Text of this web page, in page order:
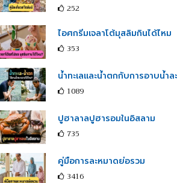
252
ไอศกรีมเจลาโต้มุสลิมกินได้ไหม
353
น้ำทะเลและน้ำตกกับการอาบน้ำล
1089
ปูฮาลาลปูฮารอมในอิสลาม
735
คู่มือการละหมาดย่อรวม
3416